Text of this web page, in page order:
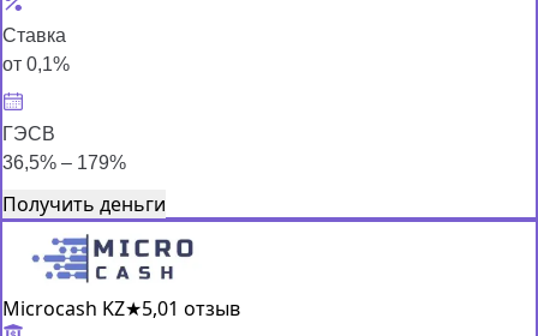
Ставка
от 0,1%
ГЭСВ
36,5% – 179%
Получить деньги
Microcash KZ★5,01 отзыв